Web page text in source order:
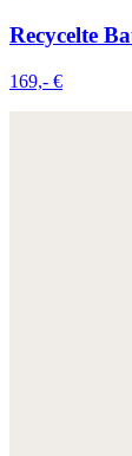
Recycelte
169,- €